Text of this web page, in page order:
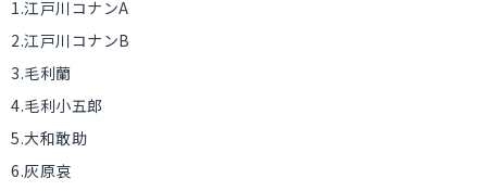
1.江戸川コナンA
2.江戸川コナンB
3.毛利蘭
4.毛利小五郎
5.大和敢助
6.灰原哀